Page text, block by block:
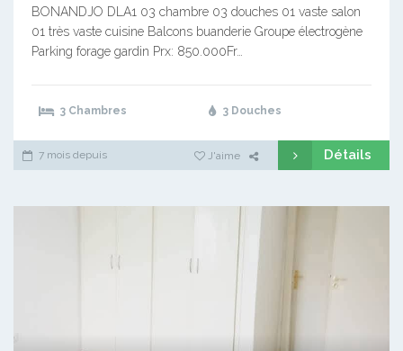
BONANDJO DLA1 03 chambre 03 douches 01 vaste salon
01 très vaste cuisine Balcons buanderie Groupe électrogène
Parking forage gardin Prx: 850.000Fr…
3 Chambres 3 Douches
7 mois depuis J'aime Détails